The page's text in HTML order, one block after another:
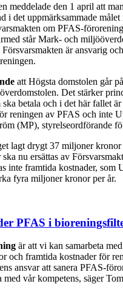
meddelade den 1 april att
i det uppmärksammade målet
om PFAS-
står Mark- och
är ansvarig
att Högsta domstolen går
Det stärker
betala och i det här fallet
reningen av PFAS och inte
(MP), styrelseordförande
lagt drygt 37 miljoner kronor
ska nu ersättas av
inte framtida kostnader, som
fyra miljoner kronor per år.
PFAS i
är att vi kan samarbeta
och framtida kostnader för
ansvar att sanera PFAS-
med vår kompetens, säger